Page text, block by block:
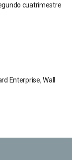
cuatrimestre
Enterprise, Wall